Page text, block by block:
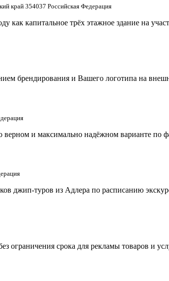
край 354037 Российская Федерация
как капитальное трёх этажное здание на
брендирования и Вашего логотипа на
и максимально надёжном варианте по
джип-туров из Адлера по расписанию
ограничения срока для рекламы товаров и